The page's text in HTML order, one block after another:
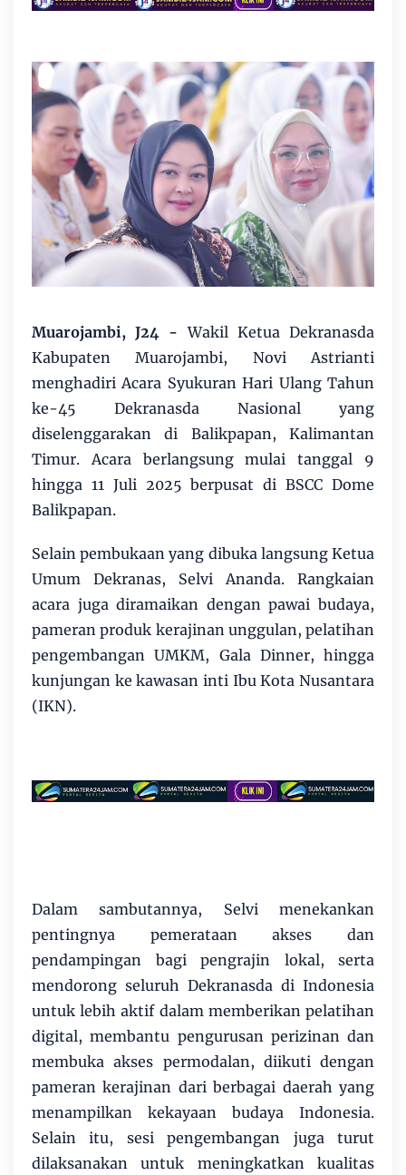
Muarojambi, J24 -Wakil Ketua Dekranasda
Kabupaten Muarojambi, Novi Astrianti
menghadiri Acara Syukuran Hari Ulang Tahun
ke-45 Dekranasda Nasional yang
diselenggarakan di Balikpapan, Kalimantan
Timur. Acara berlangsung mulai tanggal 9
hingga 11 Juli 2025 berpusat di BSCC Dome
Balikpapan.
Selain pembukaan yang dibuka langsung Ketua
Umum Dekranas, Selvi Ananda. Rangkaian
acara juga diramaikan dengan pawai budaya,
pameran produk kerajinan unggulan, pelatihan
pengembangan UMKM, Gala Dinner, hingga
kunjungan ke kawasan inti Ibu Kota Nusantara
(IKN).
Dalam sambutannya, Selvi menekankan
pentingnya pemerataan akses dan
pendampingan bagi pengrajin lokal, serta
mendorong seluruh Dekranasda di Indonesia
untuk lebih aktif dalam memberikan pelatihan
digital, membantu pengurusan perizinan dan
membuka akses permodalan, diikuti dengan
pameran kerajinan dari berbagai daerah yang
menampilkan kekayaan budaya Indonesia.
Selain itu, sesi pengembangan juga turut
dilaksanakan untuk meningkatkan kualitas